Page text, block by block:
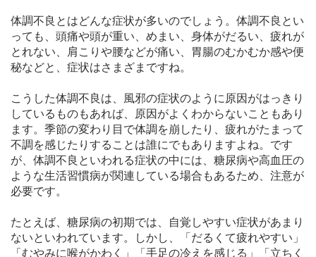
体調不良とはどんな症状が多いのでしょう。体調不良とい
っても、頭痛や頭が重い、めまい、身体がだるい、疲れが
とれない、肩こりや腰などが痛い、胃腸のむかむか感や便
秘などと、症状はさまざまですね。
こうした体調不良は、風邪の症状のように原因がはっきり
しているものもあれば、原因がよくわからないこともあり
ます。季節の変わり目で体調を崩したり、疲れがたまって
不調を感じたりすることは誰にでもありますよね。です
が、体調不良といわれる症状の中には、糖尿病や高血圧の
ような生活習慣病が関連している場合もあるため、注意が
必要です。
たとえば、糖尿病の初期では、自覚しやすい症状があまり
ないといわれています。しかし、「だるくて疲れやすい」
「むやみに喉がかわく」「手足の冷えを感じる」「立ちく